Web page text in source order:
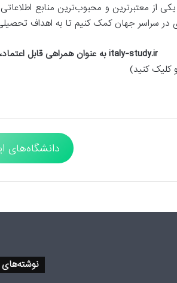
از معتبرترین و محبوب‌ترین منابع
در سراسر جهان کمک کنیم تا به اهداف
italy-study.ir به عنوان همراهی قابل اعتماد، همواره در کنار شماست تا راه تحصیلی شما به سوی ایتالیا هموارتر و روشن‌تر باشد.
کلیک کنید)
دانشگاه‌های
نوشته‌های